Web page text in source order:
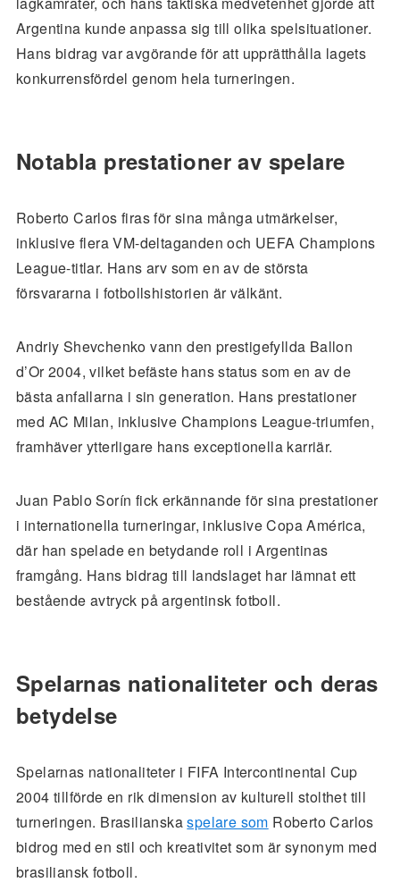
Argentina kunde anpassa sig till olika spelsituationer.
Hans bidrag var avgörande för att upprätthålla lagets
konkurrensfördel genom hela turneringen.
Notabla prestationer av spelare
Roberto Carlos firas för sina många utmärkelser,
inklusive flera VM-deltaganden och UEFA Champions
League-titlar. Hans arv som en av de största
försvararna i fotbollshistorien är välkänt.
Andriy Shevchenko vann den prestigefyllda Ballon
d’Or 2004, vilket befäste hans status som en av de
bästa anfallarna i sin generation. Hans prestationer
med AC Milan, inklusive Champions League-triumfen,
framhäver ytterligare hans exceptionella karriär.
Juan Pablo Sorín fick erkännande för sina prestationer
i internationella turneringar, inklusive Copa América,
där han spelade en betydande roll i Argentinas
framgång. Hans bidrag till landslaget har lämnat ett
bestående avtryck på argentinsk fotboll.
Spelarnas nationaliteter och deras
betydelse
Spelarnas nationaliteter i FIFA Intercontinental Cup
2004 tillförde en rik dimension av kulturell stolthet till
turneringen. Brasilianskaspelare som Roberto Carlos
bidrog med en stil och kreativitet som är synonym med
brasiliansk fotboll.